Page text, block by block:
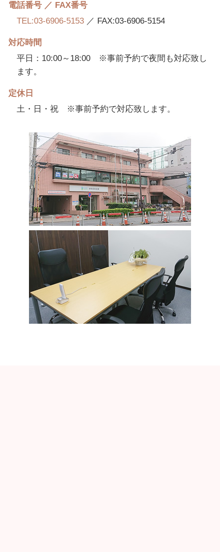
電話番号 ／ FAX番号
TEL:03-6906-5153 ／ FAX:03-6906-5154
対応時間
平日：10:00～18:00 ※事前予約で夜間も対応致し
ます。
定休日
土・日・祝 ※事前予約で対応致します。